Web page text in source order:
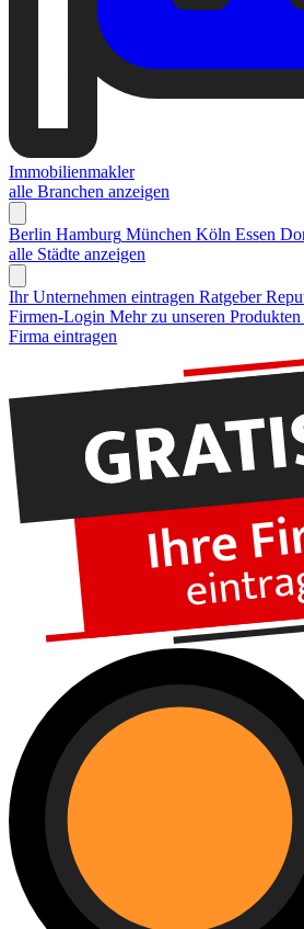
Immobilienmakler
alle Branchen anzeigen
Berlin Hamburg München Köln Essen
alle Städte anzeigen
Ihr Unternehmen eintragen Ratgeber
Firmen-Login Mehr zu unseren Produkten
Firma eintragen